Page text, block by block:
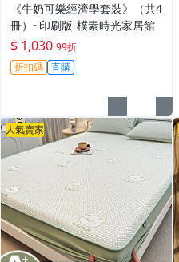
《牛奶可樂經濟學套裝》（共4
冊）~印刷版-樸素時光家居館
$ 1,030 99折
折扣碼 直購
人氣賣家